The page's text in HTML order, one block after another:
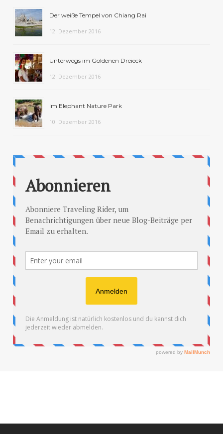
Der weiße Tempel von Chiang Rai
12. Dezember 2016
Unterwegs im Goldenen Dreieck
12. Dezember 2016
Im Elephant Nature Park
10. Dezember 2016